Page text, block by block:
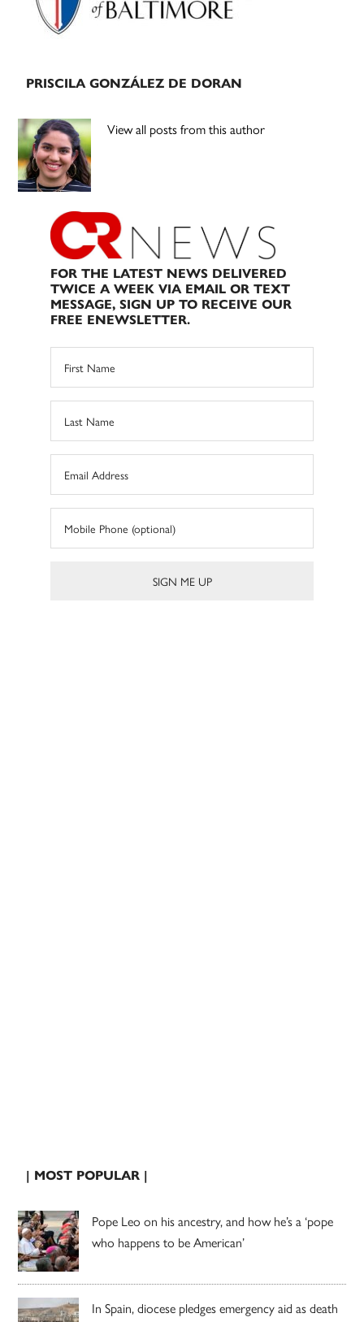
PRISCILA GONZÁLEZ DE DORAN
View all posts from this author
FOR THE LATEST NEWS DELIVERED
TWICE A WEEK VIA EMAIL OR TEXT
MESSAGE, SIGN UP TO RECEIVE OUR
FREE ENEWSLETTER.
| MOST POPULAR |
Pope Leo on his ancestry, and how he’s a ‘pope
who happens to be American’
In Spain, diocese pledges emergency aid as death